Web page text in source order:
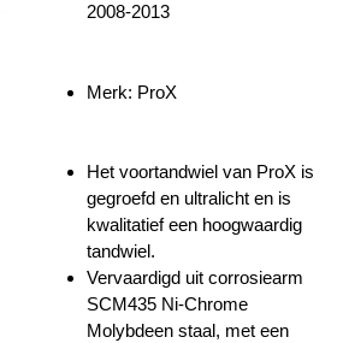
2008-2013
Merk: ProX
Het voortandwiel van ProX is
gegroefd en ultralicht en is
kwalitatief een hoogwaardig
tandwiel.
Vervaardigd uit corrosiearm
SCM435 Ni-Chrome
Molybdeen staal, met een